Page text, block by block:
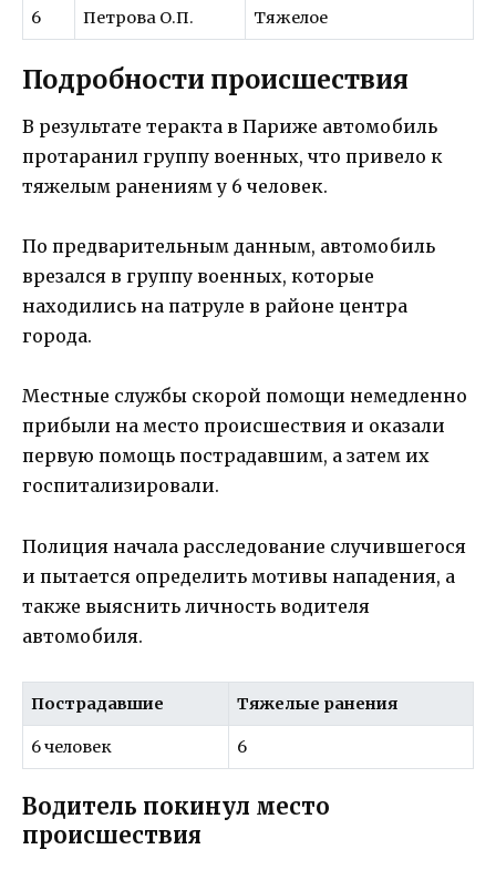
6 Петрова О.П. Тяжелое
Подробности происшествия
В результате теракта в Париже автомобиль
протаранил группу военных, что привело к
тяжелым ранениям у 6 человек.
По предварительным данным, автомобиль
врезался в группу военных, которые
находились на патруле в районе центра
города.
Местные службы скорой помощи немедленно
прибыли на место происшествия и оказали
первую помощь пострадавшим, а затем их
госпитализировали.
Полиция начала расследование случившегося
и пытается определить мотивы нападения, а
также выяснить личность водителя
автомобиля.
Пострадавшие Тяжелые ранения
6 человек 6
Водитель покинул место
происшествия